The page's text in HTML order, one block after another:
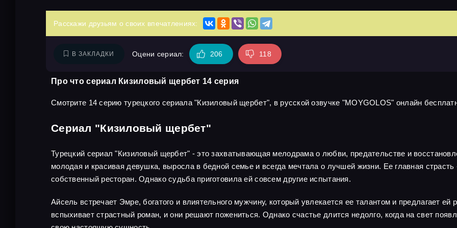
Расскажи друзьям о своих впечатлениях:
В ЗАКЛАДКИ Оцени сериал: 206 118
Про что сериал Кизиловый щербет 14 серия
Смотрите 14 серию турецкого сериала "Кизиловый щербет", в русской озвучке "MOYGOLOS" онлайн
Сериал "Кизиловый щербет"
Турецкий сериал "Кизиловый щербет" - это захватывающая мелодрама о любви, предательстве и
молодая и красивая девушка, выросла в бедной семье и всегда мечтала о лучшей жизни. Ее главная
собственный ресторан. Однако судьба приготовила ей совсем другие испытания.
Айсель встречает Эмре, богатого и влиятельного мужчину, который увлекается ее талантом и предлагает
вспыхивает страстный роман, и они решают пожениться. Однако счастье длится недолго, когда на свет